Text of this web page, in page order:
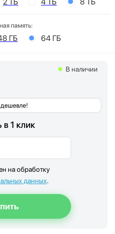
память:
ГБ 64 ГБ
В наличии
в 1 клик
на обработку
данных.